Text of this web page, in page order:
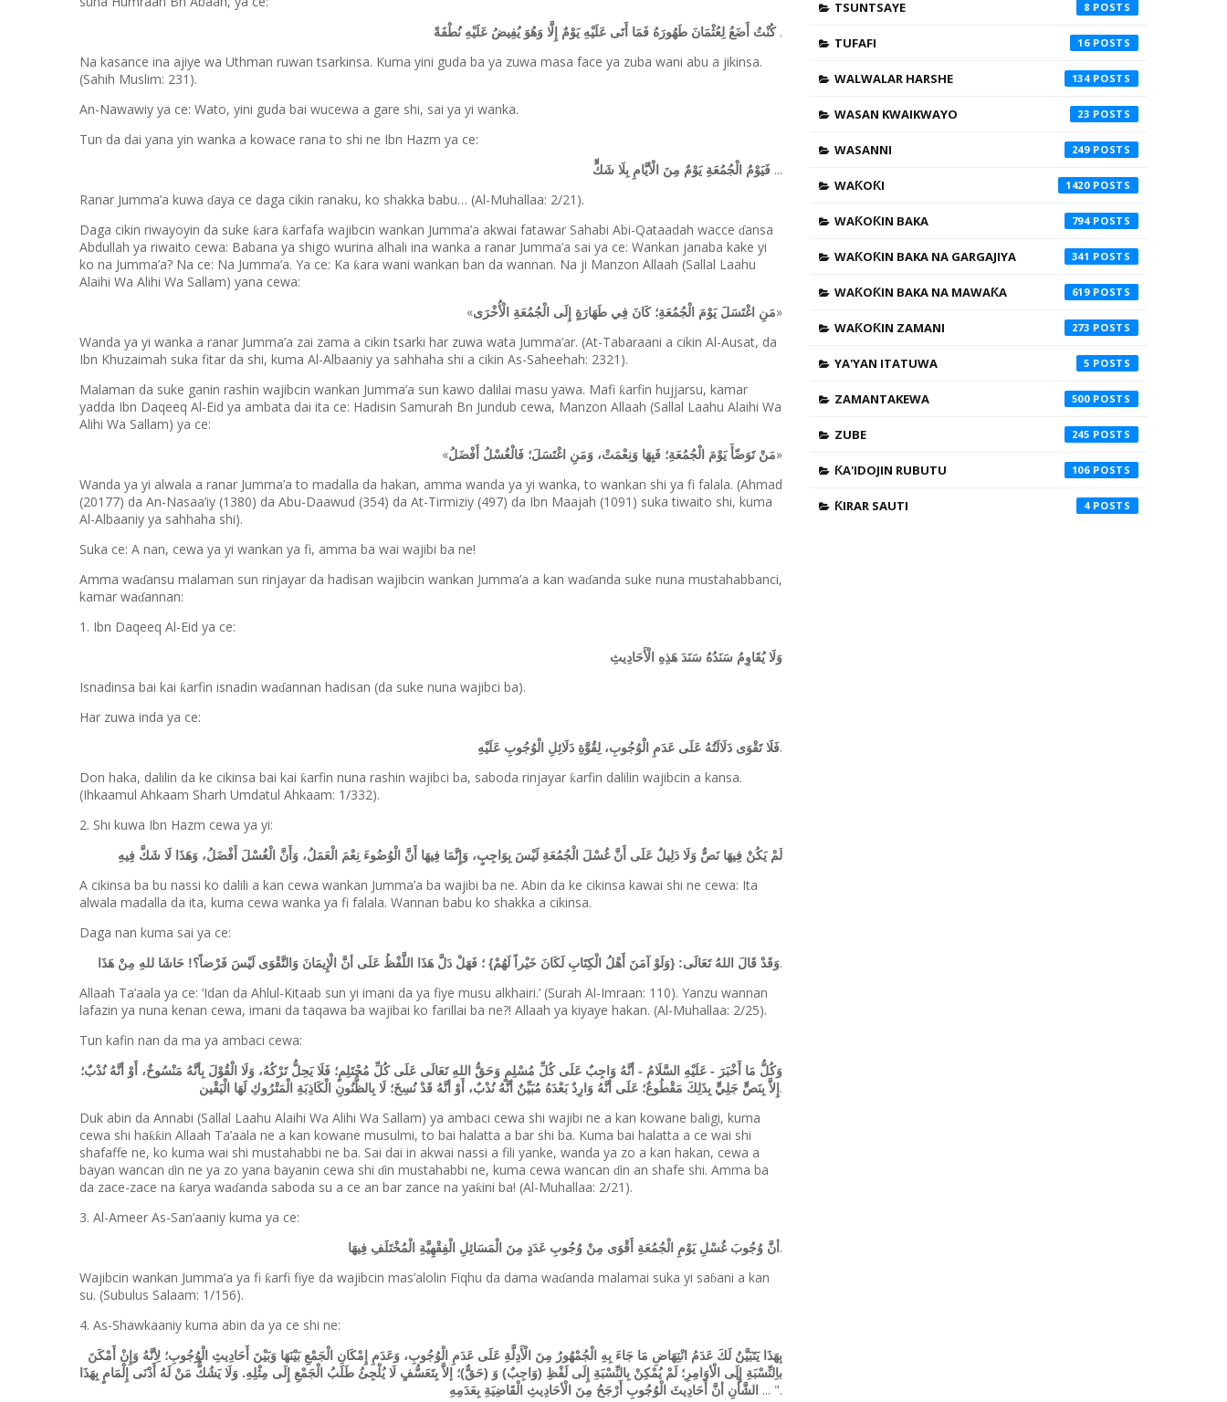
كُنْتُ أَضَعُ لِعُثْمَانَ طَهُورَهُ فَمَا أَتَى عَلَيْهِ يَوْمٌ إِلَّا وَهُوَ يُفِيضُ عَلَيْهِ نُطْفَةً.
Na kasance ina ajiye wa Uthman ruwan tsarkinsa. Kuma yini guda ba ya zuwa masa face ya zuba wani abu a jikinsa.
(Sahih Muslim: 231).
An-Nawawiy ya ce: Wato, yini guda bai wucewa a gare shi, sai ya yi wanka.
Tun da dai yana yin wanka a kowace rana to shi ne Ibn Hazm ya ce:
فَيَوْمُ الْجُمُعَةِ يَوْمٌ مِنَ الْأيَّامِ بِلَا شَكٍّ ...
Ranar Jumma’a kuwa ɗaya ce daga cikin ranaku, ko shakka babu… (Al-Muhallaa: 2/21).
Daga cikin riwayoyin da suke ƙara ƙarfafa wajibcin wankan Jumma’a akwai fatawar Sahabi Abi-Qataadah wacce ɗansa
Abdullah ya riwaito cewa: Babana ya shigo wurina alhali ina wanka a ranar Jumma’a sai ya ce: Wankan janaba kake yi
ko na Jumma’a? Na ce: Na Jumma’a. Ya ce: Ka ƙara wani wankan ban da wannan. Na ji Manzon Allaah (Sallal Laahu
Alaihi Wa Alihi Wa Sallam) yana cewa:
«مَنِ اغْتَسَلَ يَوْمَ الْجُمُعَةِ؛ كَانَ فِي طَهَارَةٍ إِلَى الْجُمُعَةِ الْأُخْرَى»
Wanda ya yi wanka a ranar Jumma’a zai zama a cikin tsarki har zuwa wata Jumma’ar. (At-Tabaraani a cikin Al-Ausat, da
Ibn Khuzaimah suka fitar da shi, kuma Al-Albaaniy ya sahhaha shi a cikin As-Saheehah: 2321).
Malaman da suke ganin rashin wajibcin wankan Jumma’a sun kawo dalilai masu yawa. Mafi ƙarfin hujjarsu, kamar
yadda Ibn Daqeeq Al-Eid ya ambata dai ita ce: Hadisin Samurah Bn Jundub cewa, Manzon Allaah (Sallal Laahu Alaihi Wa
Alihi Wa Sallam) ya ce:
«مَنْ تَوَضّأَ يَوْمَ الْجُمُعَةِ؛ فَبِهَا وَنِعْمَتْ، وَمَنِ اغْتَسَلَ؛ فَالْغُسْلُ أَفْضَلُ»
Wanda ya yi alwala a ranar Jumma’a to madalla da hakan, amma wanda ya yi wanka, to wankan shi ya fi falala. (Ahmad
(20177) da An-Nasaa’iy (1380) da Abu-Daawud (354) da At-Tirmiziy (497) da Ibn Maajah (1091) suka tiwaito shi, kuma
Al-Albaaniy ya sahhaha shi).
Suka ce: A nan, cewa ya yi wankan ya fi, amma ba wai wajibi ba ne!
Amma waɗansu malaman sun rinjayar da hadisan wajibcin wankan Jumma’a a kan waɗanda suke nuna mustahabbanci,
kamar waɗannan:
1. Ibn Daqeeq Al-Eid ya ce:
وَلَا يُقَاوِمُ سَنَدُهُ سَنَدَ هَذِهِ الْأَحَادِيثِ
Isnadinsa bai kai ƙarfin isnadin waɗannan hadisan (da suke nuna wajibci ba).
Har zuwa inda ya ce:
فَلَا تَقْوَى دَلَالَتُهُ عَلَى عَدَمِ الْوُجُوبِ، لِقُوَّةِ دَلَائِلِ الْوُجُوبِ عَلَيْهِ.
Don haka, dalilin da ke cikinsa bai kai ƙarfin nuna rashin wajibci ba, saboda rinjayar ƙarfin dalilin wajibcin a kansa.
(Ihkaamul Ahkaam Sharh Umdatul Ahkaam: 1/332).
2. Shi kuwa Ibn Hazm cewa ya yi:
لَمْ يَكُنْ فِيهَا نَصٌّ وَلَا دَلِيلٌ عَلَى أَنَّ غُسْلَ الْجُمُعَةِ لَيْسَ بِوَاجِبٍ، وَإِنَّمَا فِيهَا أَنَّ الْوُضُوءَ نِعْمَ الْعَمَلُ، وَأَنَّ الْغُسْلَ أَفْضَلُ، وَهَذَا لَا شَكَّ فِيهِ
A cikinsa ba bu nassi ko dalili a kan cewa wankan Jumma’a ba wajibi ba ne. Abin da ke cikinsa kawai shi ne cewa: Ita
alwala madalla da ita, kuma cewa wanka ya fi falala. Wannan babu ko shakka a cikinsa.
Daga nan kuma sai ya ce:
وَقَدْ قَالَ اللهُ تَعَالَى: {وَلَوْ آمَنَ أَهْلُ الْكِتَابِ لَكَانَ خَيْراً لَهُمْ} ؛ فَهَلْ دَلَّ هَذَا اللَّفْظُ عَلَى أنَّ الْإِيمَانَ وَالتَّقْوَى لَيْسَ فَرْضاً؟! حَاشَا للهِ مِنْ هَذَا.
Allaah Ta’aala ya ce: ‘Idan da Ahlul-Kitaab sun yi imani da ya fiye musu alkhairi.’ (Surah Al-Imraan: 110). Yanzu wannan
lafazin ya nuna kenan cewa, imani da taqawa ba wajibai ko farillai ba ne?! Allaah ya kiyaye hakan. (Al-Muhallaa: 2/25).
Tun kafin nan da ma ya ambaci cewa:
وَكُلُّ مَا أَخْبَرَ - عَلَيْهِ السَّلَامُ - أنَّهُ وَاجِبٌ عَلَى كُلِّ مُسْلِمٍ وَحَقُّ اللهِ تَعَالَى عَلَى كُلِّ مُحْتَلِمٍ؛ فَلَا يَحِلُّ تَرْكُهُ، وَلَا الْقُوْلَ بِأنَّهُ مَنْسُوخٌ، أَوْ أنَّهُ نُدْبٌ؛
إِلاَّ بِنَصٍّ جَلِيٍّ بِذَلِكَ مَقْطُوعٌ؛ عَلَى أنَّهُ وَارِدٌ بَعْدَهُ مُبَيِّنٌ أنَّهُ نُدْبٌ، أَوْ أنَّهُ قَدْ نُسِخَ؛ لَا بِالظُّنُونِ الْكَاذِبَةِ الْمَتْرُوكِ لَهَا الْيَقْين .
Duk abin da Annabi (Sallal Laahu Alaihi Wa Alihi Wa Sallam) ya ambaci cewa shi wajibi ne a kan kowane baligi, kuma
cewa shi haƙƙin Allaah Ta’aala ne a kan kowane musulmi, to bai halatta a bar shi ba. Kuma bai halatta a ce wai shi
shafaffe ne, ko kuma wai shi mustahabbi ne ba. Sai dai in akwai nassi a fili yanke, wanda ya zo a kan hakan, cewa a
bayan wancan ɗin ne ya zo yana bayanin cewa shi ɗin mustahabbi ne, kuma cewa wancan ɗin an shafe shi. Amma ba
da zace-zace na ƙarya waɗanda saboda su a ce an bar zance na yaƙini ba! (Al-Muhallaa: 2/21).
3. Al-Ameer As-San’aaniy kuma ya ce:
أنَّ وُجُوبَ غُسْلِ يَوْمِ الْجُمُعَةِ أَقْوَى مِنْ وُجُوبِ عَدَدٍ مِنَ الْمَسَائِلِ الْفِقْهِيَّةِ الْمُخْتَلَفِ فِيهَا .
Wajibcin wankan Jumma’a ya fi ƙarfi fiye da wajibcin mas’alolin Fiqhu da dama waɗanda malamai suka yi saɓani a kan
su. (Subulus Salaam: 1/156).
4. As-Shawkaaniy kuma abin da ya ce shi ne:
بِهَذَا يَتَبَيَّنُ لَكَ عَدَمُ انْتِهَاضِ مَا جَاءَ بِهِ الْجُمْهُورُ مِنَ الْأَدِلَّةِ عَلَى عَدَمِ الْوُجُوبِ، وَعَدَمِ إِمْكَانِ الْجَمْعِ بَيْنَهَا وَبَيْنَ أَحَادِيثِ الْوُجُوبِ؛ لِأنَّهُ وَإِنْ أَمْكَنَ
باِلنِّسْبَةِ إِلَى الْأوَامِرِ؛ لَمْ يُمْكِنْ بِالنِّسْبَةِ إِلَى لَفْظِ (وَاجِبٌ) وَ (حَقٌّ)؛ إلاَّ بِتَعَسُّفٍ لَا يُلْجِئُ طَلَبُ الْجَمْعِ إِلَى مِثْلِهِ. وَلَا يَشُكُّ مَنْ لَهُ أَدْنَى إِلْمَامٍ بِهَذَا
الشَّأْنِ أنَّ أَحَادِيثَ الْوُجُوبِ أَرْجَحُ مِنَ الْأحَادِيثِ الْقَاضِيَةِ بِعَدَمِهِ ... ".
TSUNTSAYE 8
TUFAFI 16
WALWALAR HARSHE 134
WASAN KWAIKWAYO 23
WASANNI 249
WAƘOƘI 1420
WAƘOƘIN BAKA 794
WAƘOƘIN BAKA NA GARGAJIYA 341
WAƘOƘIN BAKA NA MAWAƘA 619
WAƘOƘIN ZAMANI 273
YA'YAN ITATUWA 5
ZAMANTAKEWA 500
ZUBE 245
ƘA'IDOJIN RUBUTU 106
ƘIRAR SAUTI 4